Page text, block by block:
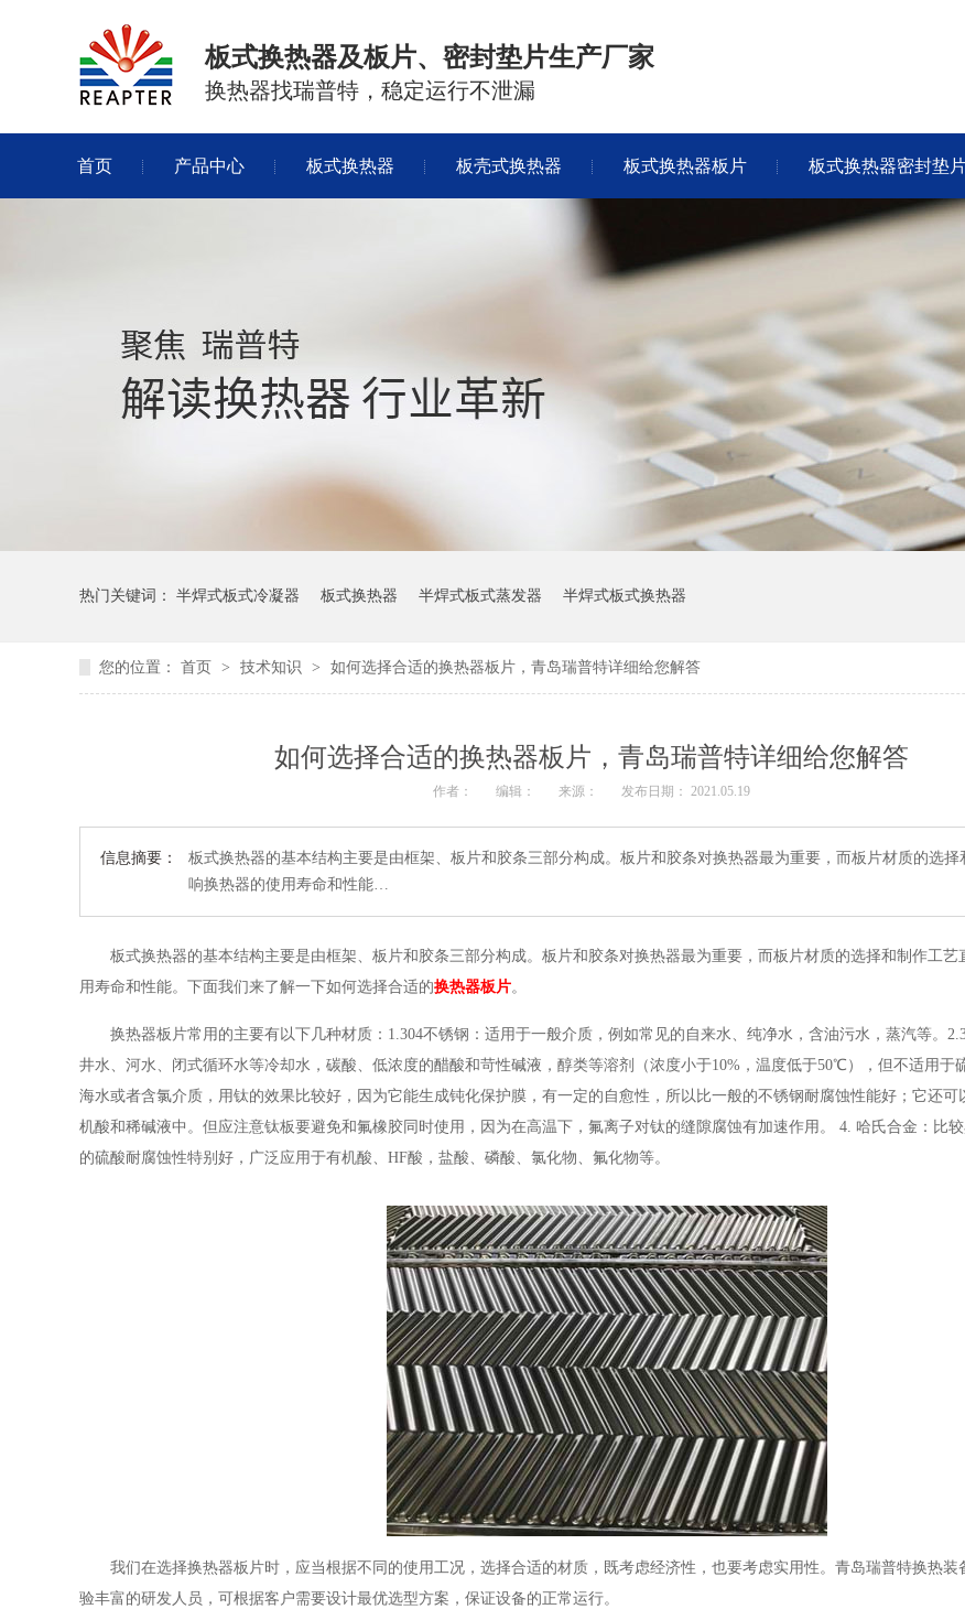
板式换热器及板片、密封垫片生产厂家
换热器找瑞普特，稳定运行不泄漏
首页 产品中心 板式换热器 板壳式换热器 板式换热器板片 板式换热器密封垫
热门关键词： 半焊式板式冷凝器 板式换热器 半焊式板式蒸发器 半焊式板式换热器
您的位置： 首页 > 技术知识 > 如何选择合适的换热器板片，青岛瑞普特详细给您解答
如何选择合适的换热器板片，青岛瑞普特详细给您解答
作者： 编辑： 来源： 发布日期： 2021.05.19
信息摘要：
板式换热器的基本结构主要是由框架、板片和胶条三部分构成。板片和胶条对换热器最为重要，而板片材质的选择
响换热器的使用寿命和性能…
板式换热器的基本结构主要是由框架、板片和胶条三部分构成。板片和胶条对换热器最为重要，而板片材质的选择和制作工艺
用寿命和性能。下面我们来了解一下如何选择合适的换热器板片。
换热器板片常用的主要有以下几种材质： 1.304不锈钢：适用于一般介质，例如常见的自来水、纯净水，含油污水，蒸汽等。
井水、河水、闭式循环水等冷却水，碳酸、低浓度的醋酸和苛性碱液，醇类等溶剂（浓度小于10%，温度低于50℃），但不适用于
海水或者含氯介质，用钛的效果比较好，因为它能生成钝化保护膜，有一定的自愈性，所以比一般的不锈钢耐腐蚀性能好；它还可
机酸和稀碱液中。但应注意钛板要避免和氟橡胶同时使用，因为在高温下，氟离子对钛的缝隙腐蚀有加速作用。
4. 哈氏合金：比
的硫酸耐腐蚀性特别好，广泛应用于有机酸、HF酸，盐酸、磷酸、氯化物、氟化物等。
我们在选择换热器板片时，应当根据不同的使用工况，选择合适的材质，既考虑经济性，也要考虑实用性。青岛瑞普特换热装
验丰富的研发人员，可根据客户需要设计最优选型方案，保证设备的正常运行。